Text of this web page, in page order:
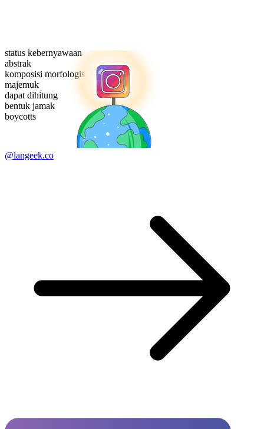
status kebernyawaan
abstrak
komposisi morfologis
majemuk
dapat dihitung
bentuk jamak
boycotts
@langeek.co